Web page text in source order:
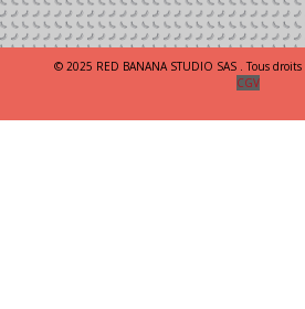
© 2025 RED BANANA STUDIO SAS . Tous droits
CGV